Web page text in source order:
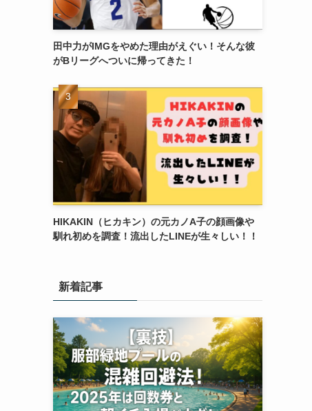
田中力がIMGをやめた理由がえぐい！そんな彼
がBリーグへついに帰ってきた！
HIKAKIN（ヒカキン）の元カノA子の顔画像や
馴れ初めを調査！流出したLINEが生々しい！！
新着記事